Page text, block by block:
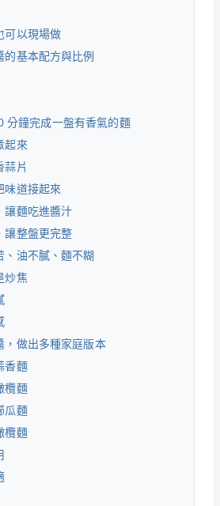
可以現場做
基本配方與比例
分鐘完成一盤有香氣的麵
起來
蒜片
味道接起來
讓麵吃進醬汁
讓整盤更完整
、油不膩、麵不糊
炒焦
，做出多種家庭版本
香麵
欖麵
瓜麵
欖麵